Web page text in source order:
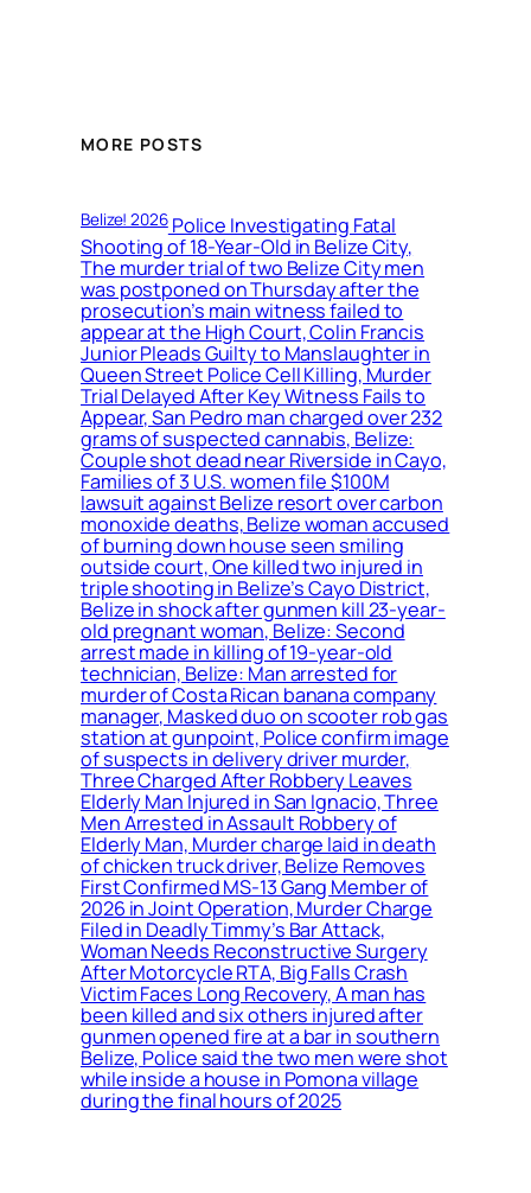
MORE POSTS
Belize! 2026Police Investigating Fatal
Shooting of 18-Year-Old in Belize City,
The murder trial of two Belize City men
was postponed on Thursday after the
prosecution’s main witness failed to
appear at the High Court, Colin Francis
Junior Pleads Guilty to Manslaughter in
Queen Street Police Cell Killing, Murder
Trial Delayed After Key Witness Fails to
Appear, San Pedro man charged over 232
grams of suspected cannabis, Belize:
Couple shot dead near Riverside in Cayo,
Families of 3 U.S. women file $100M
lawsuit against Belize resort over carbon
monoxide deaths, Belize woman accused
of burning down house seen smiling
outside court, One killed two injured in
triple shooting in Belize’s Cayo District,
Belize in shock after gunmen kill 23-year-
old pregnant woman, Belize: Second
arrest made in killing of 19-year-old
technician, Belize: Man arrested for
murder of Costa Rican banana company
manager, Masked duo on scooter rob gas
station at gunpoint, Police confirm image
of suspects in delivery driver murder,
Three Charged After Robbery Leaves
Elderly Man Injured in San Ignacio, Three
Men Arrested in Assault Robbery of
Elderly Man, Murder charge laid in death
of chicken truck driver, Belize Removes
First Confirmed MS-13 Gang Member of
2026 in Joint Operation, Murder Charge
Filed in Deadly Timmy’s Bar Attack,
Woman Needs Reconstructive Surgery
After Motorcycle RTA, Big Falls Crash
Victim Faces Long Recovery, A man has
been killed and six others injured after
gunmen opened fire at a bar in southern
Belize, Police said the two men were shot
while inside a house in Pomona village
during the final hours of 2025